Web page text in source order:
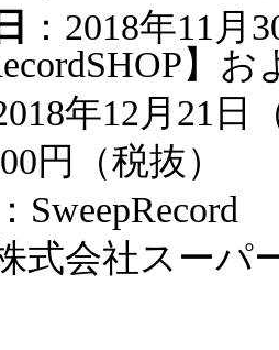
：2018年11
】
年12月21日
円（税抜）
SweepRecord
式会社スーパ